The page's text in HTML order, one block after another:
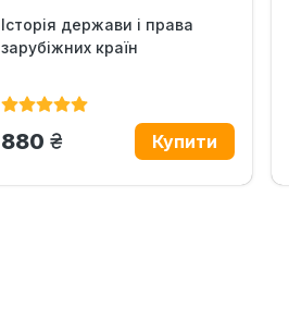
Історія держави i права
зарубіжних кpaїн
880 грн.